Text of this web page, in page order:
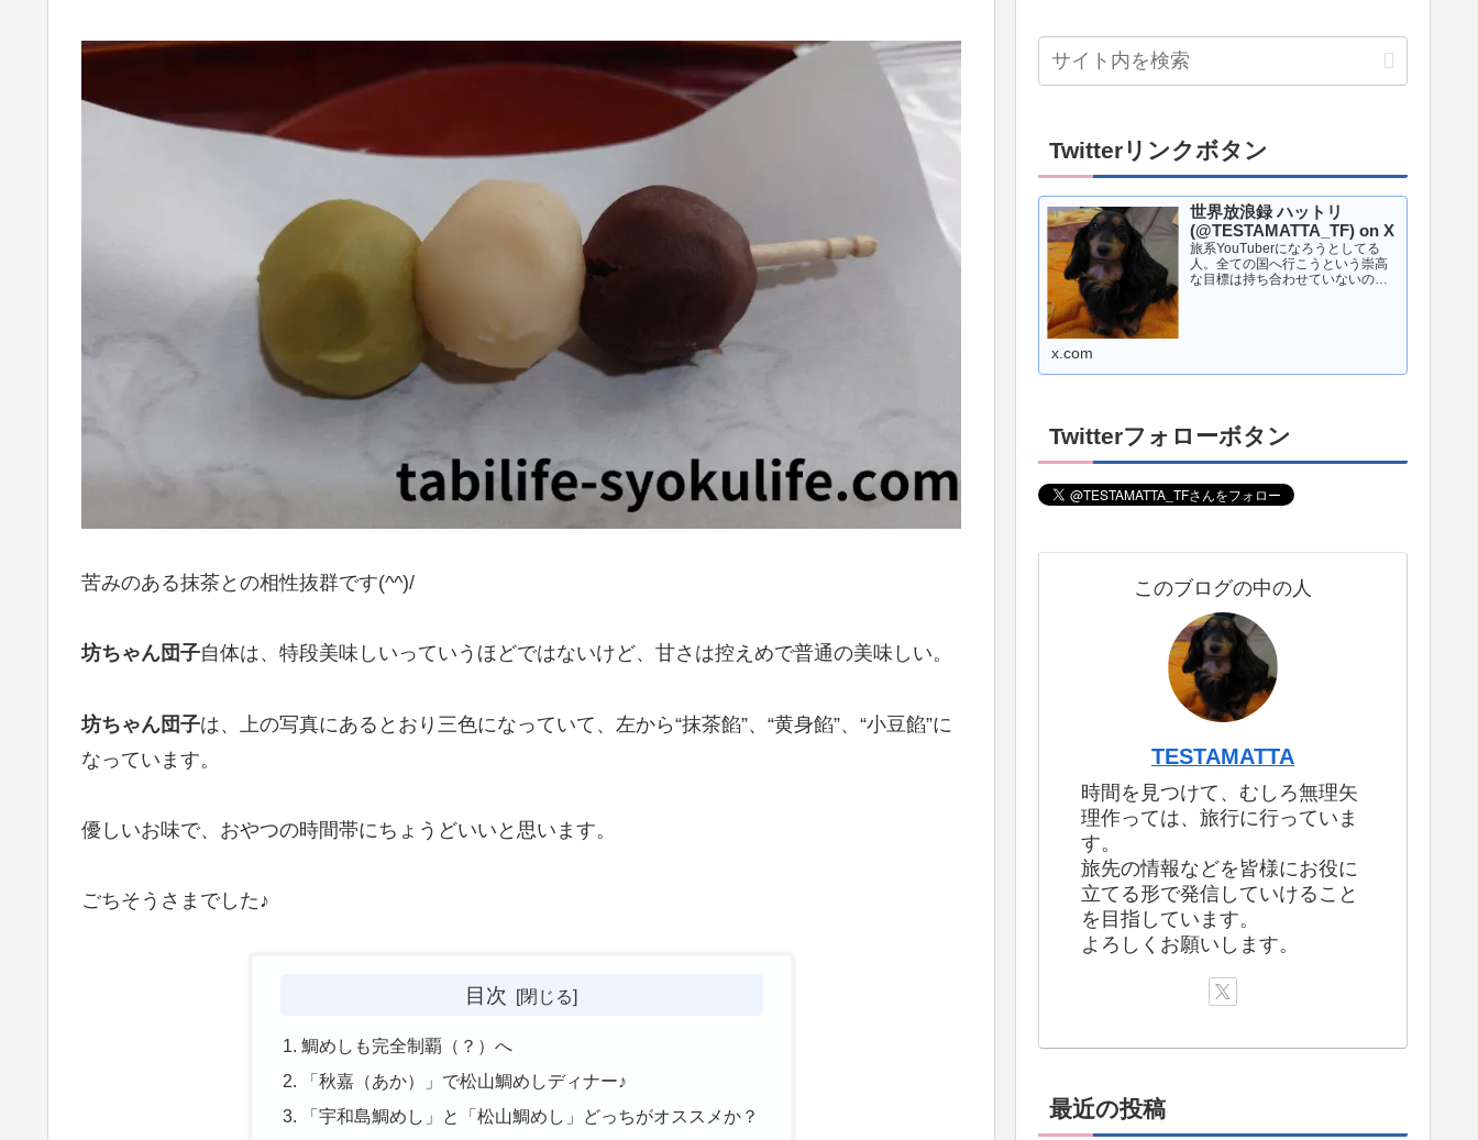
苦みのある抹茶との相性抜群です(^^)/
坊ちゃん団子自体は、特段美味しいっていうほどではないけど、甘さは控えめで普通の美味しい。
坊ちゃん団子は、上の写真にあるとおり三色になっていて、左から“抹茶餡”、“黄身餡”、“小豆餡”に
なっています。
優しいお味で、おやつの時間帯にちょうどいいと思います。
ごちそうさまでした♪
目次
鯛めしも完全制覇（？）へ
「秋嘉（あか）」で松山鯛めしディナー♪
「宇和島鯛めし」と「松山鯛めし」どっちがオススメか？
Twitterリンクボタン
世界放浪録 ハットリ
(@TESTAMATTA_TF) on X
旅系YouTuberになろうとしてる
人。全ての国へ行こうという崇高
な目標は持ち合わせていないので
x.com
Twitterフォローボタン
このブログの中の人
TESTAMATTA
時間を見つけて、むしろ無理矢
理作っては、旅行に行っていま
す。
旅先の情報などを皆様にお役に
立てる形で発信していけること
を目指しています。
よろしくお願いします。
最近の投稿